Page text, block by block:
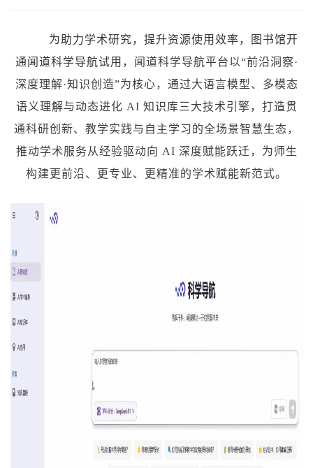
为助力学术研究，提升资源使用效率，
图书馆开
通闻道科学导航试用， 闻道科学导航平台以“前沿洞察·
深度理解·知识创造”为核心，通过大语言模型、多模态
语义理解与动态进化 AI 知识库三大技术引擎，打造贯
通科研创新、教学实践与自主学习的全场景智慧生态，
推动学术服务从经验驱动向 AI 深度赋能跃迁，为师生
构建更前沿、更专业、更精准的学术赋能新范式。